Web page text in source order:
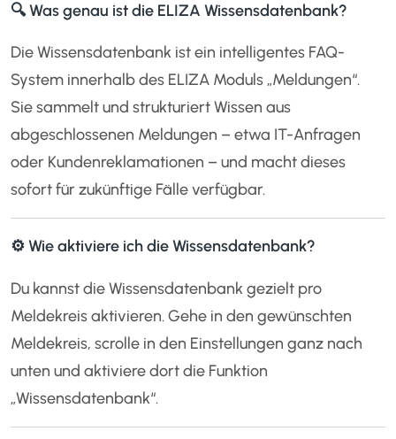
🔍 Was genau ist die ELIZA Wissensdatenbank?
Die Wissensdatenbank ist ein intelligentes FAQ-
System innerhalb des ELIZA Moduls „Meldungen“.
Sie sammelt und strukturiert Wissen aus
abgeschlossenen Meldungen – etwa IT-Anfragen
oder Kundenreklamationen – und macht dieses
sofort für zukünftige Fälle verfügbar.
⚙️ Wie aktiviere ich die Wissensdatenbank?
Du kannst die Wissensdatenbank gezielt pro
Meldekreis aktivieren. Gehe in den gewünschten
Meldekreis, scrolle in den Einstellungen ganz nach
unten und aktiviere dort die Funktion
„Wissensdatenbank“.